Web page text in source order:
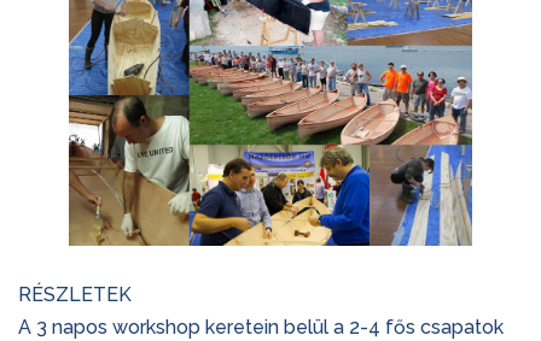
RÉSZLETEK
A 3 napos workshop keretein belül a 2-4 fős csapatok